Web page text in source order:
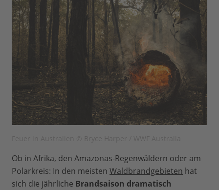
Ob in Afrika, den Amazonas-Regenwäldern oder am
Polarkreis: In den meisten Waldbrandgebieten hat
sich die jährliche Brandsaison dramatisch